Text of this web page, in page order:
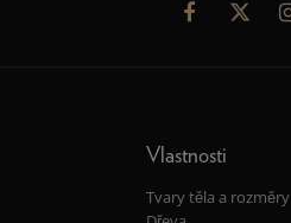
Vlastnosti
Tvary těla a rozměry